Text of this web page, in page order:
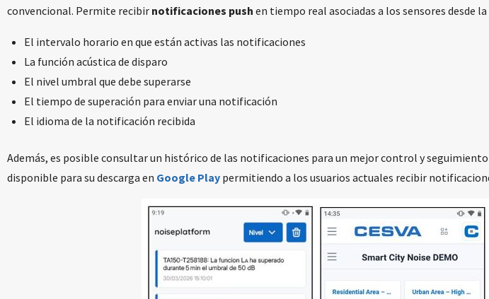
convencional. Permite recibir notificaciones push en tiempo real asociadas a los sensores desde
El intervalo horario en que están activas las notificaciones
La función acústica de disparo
El nivel umbral que debe superarse
El tiempo de superación para enviar una notificación
El idioma de la notificación recibida
Además, es posible consultar un histórico de las notificaciones para un mejor control y seguimiento
disponible para su descarga en Google Play permitiendo a los usuarios actuales recibir